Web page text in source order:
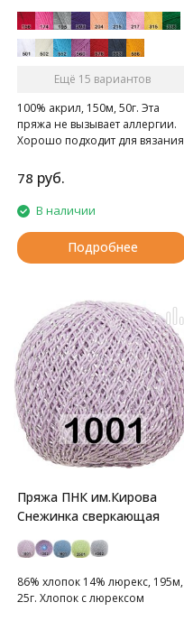
Ещё 15 вариантов
100% акрил, 150м, 50г. Эта
пряжа не вызывает аллергии.
Хорошо подходит для вязания
78 руб.
В наличии
Подробнее
Пряжа ПНК им.Кирова
Снежинка сверкающая
86% хлопок 14% люрекс, 195м,
25г. Хлопок с люрексом